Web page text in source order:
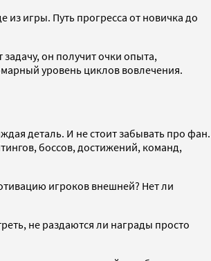
игры. Путь прогресса от новичка до
он получит очки опыта,
уровень циклов вовлечения.
деталь. И не стоит забывать про фан.
боссов, достижений, команд,
игроков внешней? Нет ли
не раздаются ли награды просто